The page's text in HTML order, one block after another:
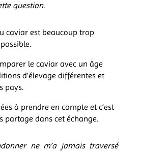
question.
caviar est beaucoup trop
le caviar avec un âge
d’élevage différentes et
pays.
à prendre en compte et c’est
partage dans cet échange.
ne m’a jamais traversé